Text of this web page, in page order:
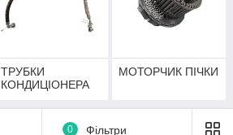
ТРУБКИ
КОНДИЦІОНЕРА
МОТОРЧИК ПІЧКИ
0 Фільтри